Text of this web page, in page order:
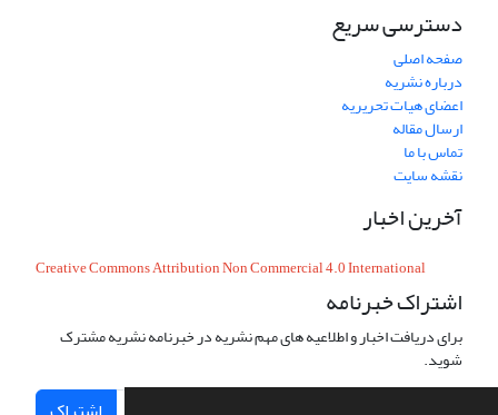
دسترسی سریع
صفحه اصلی
درباره نشریه
اعضای هیات تحریریه
ارسال مقاله
تماس با ما
نقشه سایت
آخرین اخبار
Creative Commons Attribution Non Commercial 4.0 International
اشتراک خبرنامه
برای دریافت اخبار و اطلاعیه های مهم نشریه در خبرنامه نشریه مشترک
شوید.